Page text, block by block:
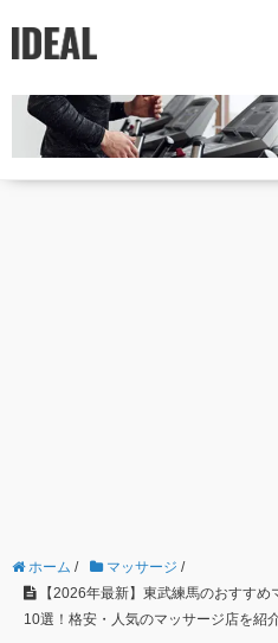
ホーム / マッサージ /
【2026年最新】東武練馬のおすす
10選！格安・人気のマッサージ店を紹